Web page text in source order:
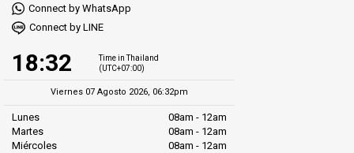
Connect by WhatsApp
Connect by LINE
18:32
Time in Thailand
(UTC+07:00)
Viernes 07 Agosto 2026, 06:32pm
Lunes
08am - 12am
Martes
08am - 12am
Miércoles
08am - 12am